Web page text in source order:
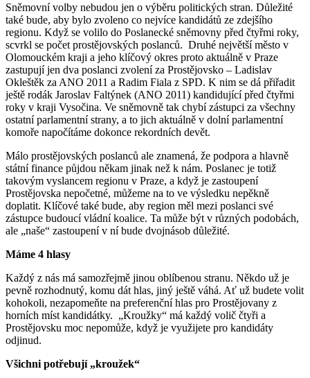
Sněmovní volby nebudou jen o výběru politických stran. Důležité
také bude, aby bylo zvoleno co nejvíce kandidátů ze zdejšího
regionu. Když se volilo do Poslanecké sněmovny před čtyřmi roky,
scvrkl se počet prostějovských poslanců. Druhé největší město v
Olomouckém kraji a jeho klíčový okres proto aktuálně v Praze
zastupují jen dva poslanci zvolení za Prostějovsko – Ladislav
Okleštěk za ANO 2011 a Radim Fiala z SPD. K nim se dá přiřadit
ještě rodák Jaroslav Faltýnek (ANO 2011) kandidující před čtyřmi
roky v kraji Vysočina. Ve sněmovně tak chybí zástupci za všechny
ostatní parlamentní strany, a to jich aktuálně v dolní parlamentní
komoře napočítáme dokonce rekordních devět.
Málo prostějovských poslanců ale znamená, že podpora a hlavně
státní finance půjdou někam jinak než k nám. Poslanec je totiž
takovým vyslancem regionu v Praze, a když je zastoupení
Prostějovska nepočetné, můžeme na to ve výsledku nepěkně
doplatit. Klíčové také bude, aby region měl mezi poslanci své
zástupce budoucí vládní koalice. Ta může být v různých podobách,
ale „naše“ zastoupení v ní bude dvojnásob důležité.
Máme 4 hlasy
Každý z nás má samozřejmě jinou oblíbenou stranu. Někdo už je
pevně rozhodnutý, komu dát hlas, jiný ještě váhá. Ať už budete volit
kohokoli, nezapomeňte na preferenční hlas pro Prostějovany z
horních míst kandidátky. „Kroužky“ má každý volič čtyři a
Prostějovsku moc nepomůže, když je využijete pro kandidáty
odjinud.
Všichni potřebují „kroužek“